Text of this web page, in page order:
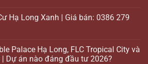
Hạ Long Xanh | Giá bán: 0386 279
Palace Hạ Long, FLC Tropical City và
| Dự án nào đáng đầu tư 2026?